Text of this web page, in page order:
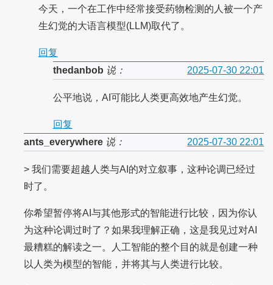
今天，一个在工作中经常接受药物检测的人被一个产
生幻觉的大语言模型(LLM)取代了。
回复
thedanbob 说： 2025-07-30 22:01
公平地说，AI可能比人类更高效地产生幻觉。
回复
ants_everywhere说： 2025-07-30 22:01
> 我们需要超越人类与AI的对立叙事，这种论调已经过
时了。
你希望暂停将AI与其他形式的智能进行比较，因为你认
为这种论调过时了？如果我理解正确，这是我见过对AI
最糟糕的解读之一。人工智能的整个目的就是创建一种
以人类为模型的智能，并将其与人类进行比较。